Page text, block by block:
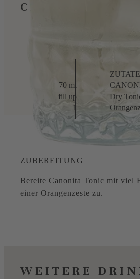
CANONITA
70 ml
fill up
Dry
1
ZUBEREITUNG
Bereite Canonita Tonic mit viel
einer Orangenzeste zu.
WEITERE